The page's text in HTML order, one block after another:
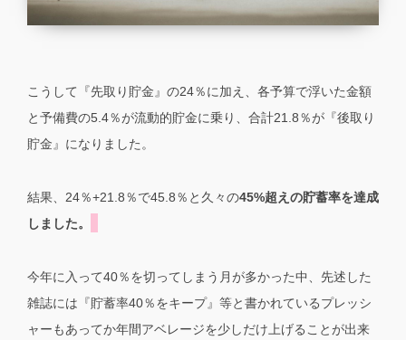
こうして『先取り貯金』の24％に加え、各予算で浮いた金額
と予備費の5.4％が流動的貯金に乗り、合計21.8％が『後取り
貯金』になりました。
結果、24％+21.8％で45.8％と久々の45%超えの貯蓄率を達成
しました。
今年に入って40％を切ってしまう月が多かった中、先述した
雑誌には『貯蓄率40％をキープ』等と書かれているプレッシ
ャーもあってか年間アベレージを少しだけ上げることが出来